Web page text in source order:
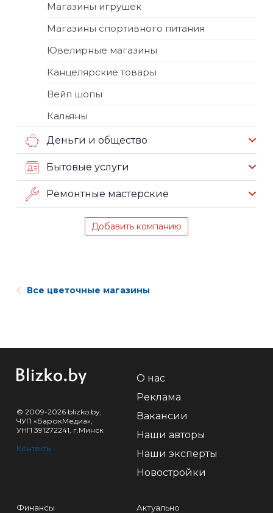
Магазины игрушек
Магазины спортивного питания
Ювелирные магазины
Канцелярские товары
Вейп шопы
Кальяны
Деньги и общество
Бытовые услуги
Ремонтные мастерские
Добавить компанию
Все цветочные магазины
© 2009-2026 blizko.by,
ЧУП «БарокМедиа»,
УНП 391272241, г.Минск
Контакты
О нас
Реклама
Вакансии
Наши авторы
Наши эксперты
Новостройки
Финансы Актуально